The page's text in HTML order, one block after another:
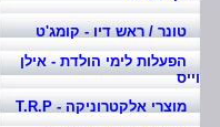
טונר / ראש דיו - קומג'ט
הפעלות לימי הולדת - אילן
וייס
מוצרי אלקטרוניקה - T.R.P